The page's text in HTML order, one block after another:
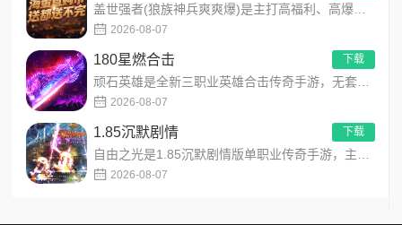
2026-08-07
180星燃合击
2026-08-07
下载
1.85沉默剧情
2026-08-07
下载